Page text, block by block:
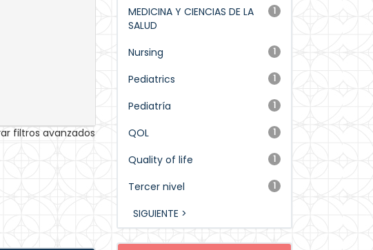
filtros avanzados
1
MEDICINA Y CIENCIAS DE LA
SALUD
1
Nursing
1
Pediatrics
1
Pediatría
1
QOL
1
Quality of life
1
Tercer nivel
SIGUIENTE >